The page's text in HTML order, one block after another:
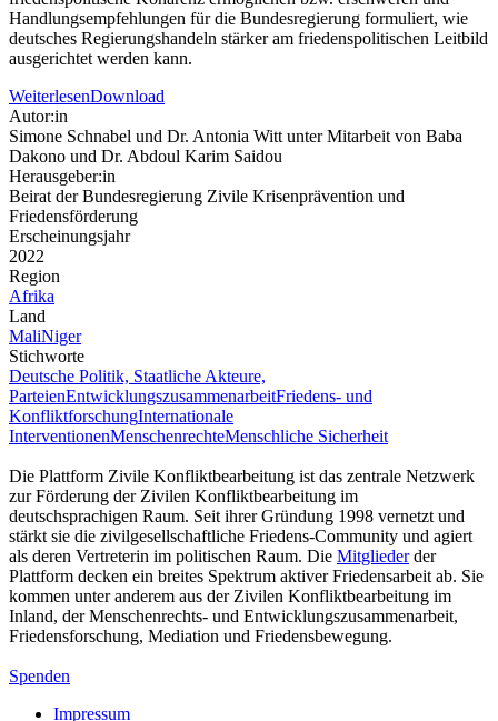
Handlungsempfehlungen für die Bundesregierung formuliert, wie
deutsches Regierungshandeln stärker am friedenspolitischen Leitbild
ausgerichtet werden kann.
WeiterlesenDownload
Autor:in
Simone Schnabel und Dr. Antonia Witt unter Mitarbeit von Baba
Dakono und Dr. Abdoul Karim Saidou
Herausgeber:in
Beirat der Bundesregierung Zivile Krisenprävention und
Friedensförderung
Erscheinungsjahr
2022
Region
Afrika
Land
MaliNiger
Stichworte
Deutsche Politik, Staatliche Akteure,
ParteienEntwicklungszusammenarbeitFriedens- und
KonfliktforschungInternationale
InterventionenMenschenrechteMenschliche Sicherheit
Die Plattform Zivile Konfliktbearbeitung ist das zentrale Netzwerk
zur Förderung der Zivilen Konfliktbearbeitung im
deutschsprachigen Raum. Seit ihrer Gründung 1998 vernetzt und
stärkt sie die zivilgesellschaftliche Friedens-Community und agiert
als deren Vertreterin im politischen Raum. Die Mitgliederder
Plattform decken ein breites Spektrum aktiver Friedensarbeit ab. Sie
kommen unter anderem aus der Zivilen Konfliktbearbeitung im
Inland, der Menschenrechts- und Entwicklungszusammenarbeit,
Friedensforschung, Mediation und Friedensbewegung.
Spenden
Impressum